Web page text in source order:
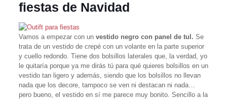
fiestas de Navidad
Vamos a empezar con un vestido negro con panel de tul. Se
trata de un vestido de crepé con un volante en la parte superior
y cuello redondo. Tiene dos bolsillos laterales que, la verdad, yo
le quitaría porque ya me dirás tú para qué quieres bolsillos en un
vestido tan ligero y además, siendo que los bolsillos no llevan
nada que los decore, tampoco se ven ni destacan ni nada…
pero bueno, el vestido en sí me parece muy bonito. Sencillo a la